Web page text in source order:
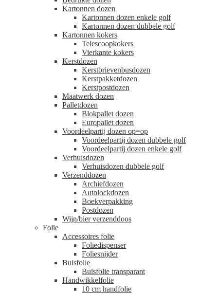
Kartonnen dozen
Kartonnen dozen enkele golf
Kartonnen dozen dubbele golf
Kartonnen kokers
Telescoopkokers
Vierkante kokers
Kerstdozen
Kerstbrievenbusdozen
Kerstpakketdozen
Kerstpostdozen
Maatwerk dozen
Palletdozen
Blokpallet dozen
Europallet dozen
Voordeelpartij dozen op=op
Voordeelpartij dozen dubbele golf
Voordeelpartij dozen enkele golf
Verhuisdozen
Verhuisdozen dubbele golf
Verzenddozen
Archiefdozen
Autolockdozen
Boekverpakking
Postdozen
Wijn/bier verzenddoos
Folie
Accessoires folie
Foliedispenser
Foliesnijder
Buisfolie
Buisfolie transparant
Handwikkelfolie
10 cm handfolie